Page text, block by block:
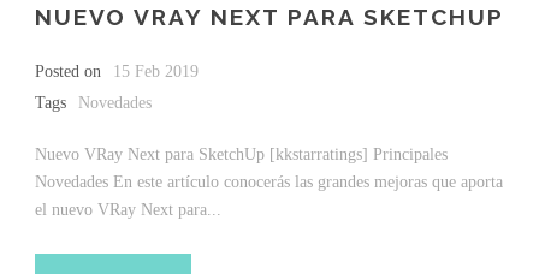
NUEVO VRAY NEXT PARA SKETCHUP
Posted on
15 Feb 2019
Tags
Novedades
Nuevo VRay Next para SketchUp [kkstarratings] Principales
Novedades En este artículo conocerás las grandes mejoras que aporta
el nuevo VRay Next para...